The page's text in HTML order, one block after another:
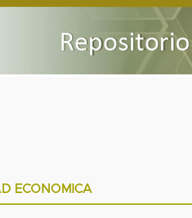
ECONOMICA